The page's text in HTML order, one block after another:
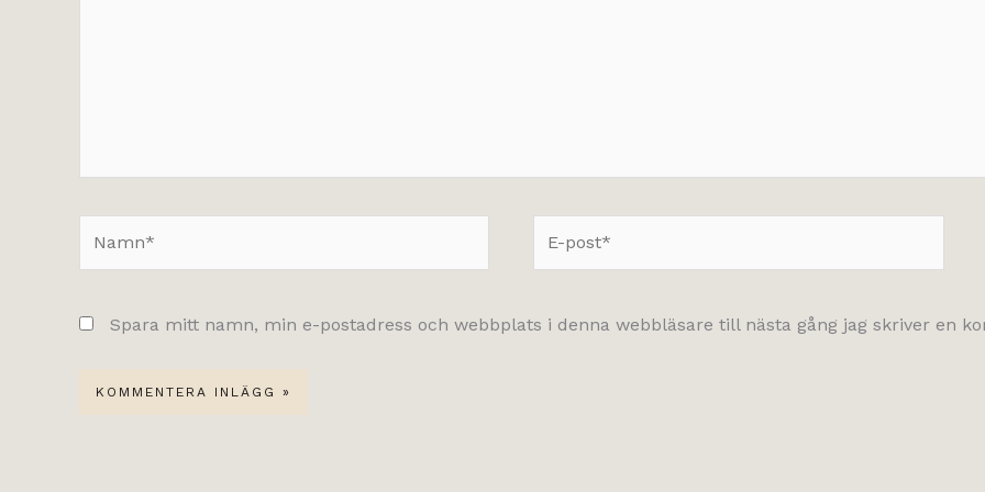
post*
Spara mitt namn, min e-postadress och webbplats i denna webbläsare till nästa gång jag skriver en